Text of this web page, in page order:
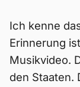
Ich kenne
Erinnerung
Musikvideo.
den Staaten.